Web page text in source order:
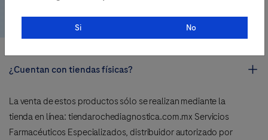
Si No
¿Cuentan con tiendas físicas?
La venta de estos productos sólo se realizan mediante la
tienda en línea: tiendarochediagnostica.com.mx Servicios
Farmacéuticos Especializados, distribuidor autorizado por